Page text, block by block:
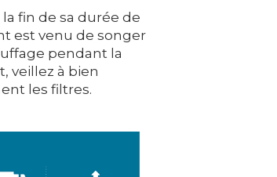
fin de sa durée de
est venu de songer
pendant la
veillez à bien
les filtres.